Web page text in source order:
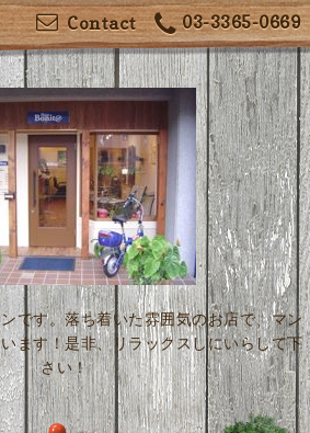
03-3365-0669
Contact
です。落ち着いた雰囲気のお店で、マン
ます！是非、リラックスしにいらして下
さい！